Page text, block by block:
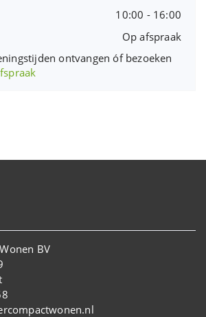
10:00 - 16:00
Op afspraak
ontvangen óf bezoeken
BV